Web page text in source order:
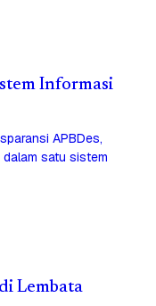
Informasi
APBDes,
satu sistem
Lembata